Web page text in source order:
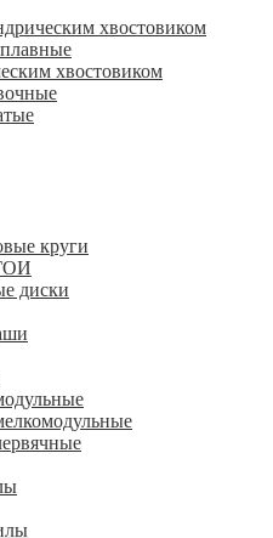
хвостовиком
хвостовиком
круги
диски